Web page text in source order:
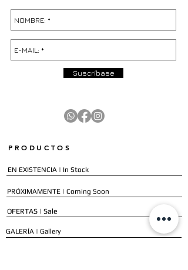
Suscríbase
PRODUCTOS
EN EXISTENCIA | In Stock
PRÓXIMAMENTE | Coming Soon
OFERTAS | Sale
GALERÍA | Gallery